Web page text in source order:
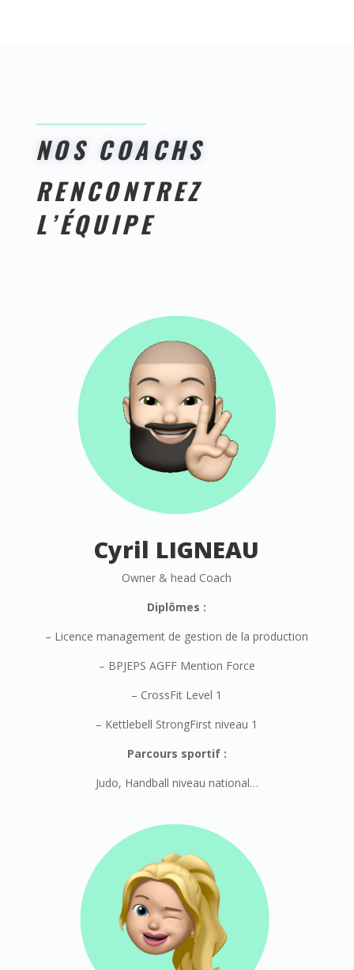
NOS COACHS
RENCONTREZ
L’ÉQUIPE
Cyril LIGNEAU
Owner & head Coach
Diplômes :
– Licence management de gestion de la production
– BPJEPS AGFF Mention Force
– CrossFit Level 1
– Kettlebell StrongFirst niveau 1
Parcours sportif :
Judo, Handball niveau national…